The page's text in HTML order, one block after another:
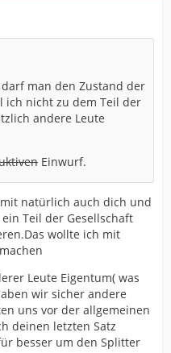
man den Zustand der
ich nicht zu dem Teil der
andere Leute
Einwurf.
natürlich auch dich und
Teil der Gesellschaft
wollte ich mit
Leute Eigentum( was
wir sicher andere
uns vor der allgemeinen
deinen letzten Satz
besser um den Splitter